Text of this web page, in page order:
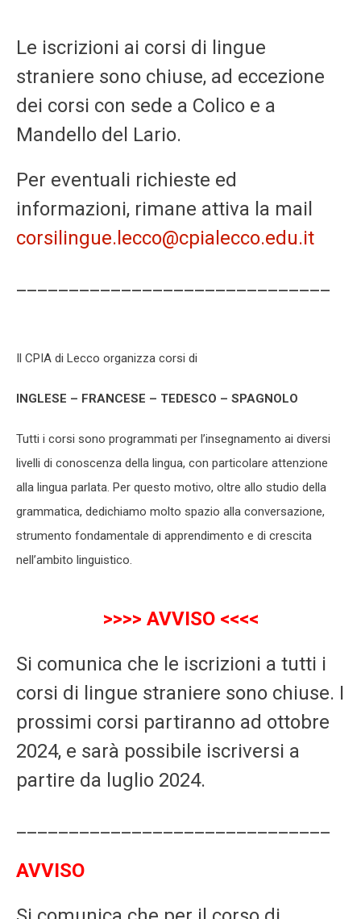
Le iscrizioni ai corsi di lingue
straniere sono chiuse, ad eccezione
dei corsi con sede a Colico e a
Mandello del Lario.
Per eventuali richieste ed
informazioni, rimane attiva la mail
corsilingue.lecco@cpialecco.edu.it
Il CPIA di Lecco organizza corsi di
INGLESE – FRANCESE – TEDESCO – SPAGNOLO
Tutti i corsi sono programmati per l’insegnamento ai diversi
livelli di conoscenza della lingua, con particolare attenzione
alla lingua parlata. Per questo motivo, oltre allo studio della
grammatica, dedichiamo molto spazio alla conversazione,
strumento fondamentale di apprendimento e di crescita
nell’ambito linguistico.
>>>> AVVISO <<<<
Si comunica che le iscrizioni a tutti i
corsi di lingue straniere sono chiuse. I
prossimi corsi partiranno ad ottobre
2024, e sarà possibile iscriversi a
partire da luglio 2024.
AVVISO